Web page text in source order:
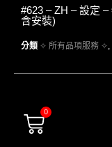
#623 – ZH – 設定
含安裝)
分類 ✧ 所有品項服務 ✧
0